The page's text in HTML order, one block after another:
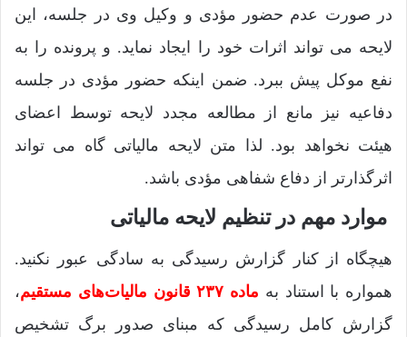
در صورت عدم حضور مؤدی و وکیل وی در جلسه، این
لایحه می تواند اثرات خود را ایجاد نماید. و پرونده را به
نفع موکل پیش ببرد. ضمن اینکه حضور مؤدی در جلسه
دفاعیه نیز مانع از مطالعه مجدد لایحه توسط اعضای
هیئت نخواهد بود. لذا متن لایحه مالیاتی گاه می تواند
اثرگذارتر از دفاع شفاهی مؤدی باشد.
موارد مهم در تنظیم لایحه مالیاتی
هیچگاه از کنار گزارش رسیدگی به سادگی عبور نکنید.
همواره با استناد به ماده ۲۳۷ قانون مالیات‌های مستقیم
،
گزارش کامل رسیدگی که مبنای صدور برگ تشخیص